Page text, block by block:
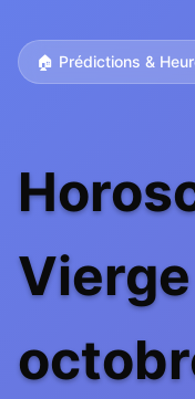
🏠 Prédictions &